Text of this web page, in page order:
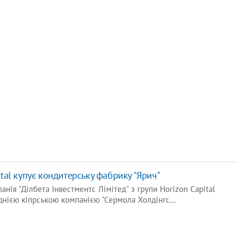
купує кондитерську фабрику "Ярич"
"Ділбета Інвестментс Лімітед" з групи Horizon Capital
кіпрською компанією "Сермола Холдінгс…